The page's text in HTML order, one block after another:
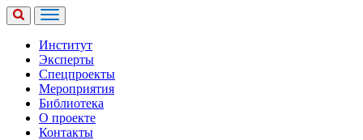
Институт
Эксперты
Спецпроекты
Мероприятия
Библиотека
О проекте
Контакты